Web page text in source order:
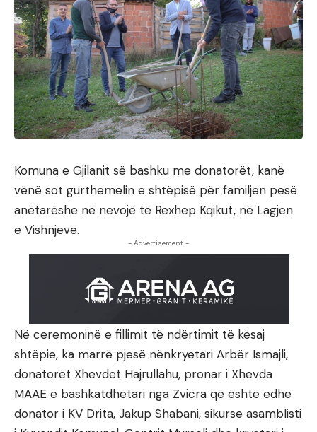
Komuna e Gjilanit së bashku me donatorët, kanë
vënë sot gurthemelin e shtëpisë për familjen pesë
anëtarëshe në nevojë të Rexhep Kqikut, në Lagjen
e Vishnjeve.
- Advertisement -
Në ceremoninë e fillimit të ndërtimit të kësaj
shtëpie, ka marrë pjesë nënkryetari Arbër Ismajli,
donatorët Xhevdet Hajrullahu, pronar i Xhevda
MAAE e bashkatdhetari nga Zvicra që është edhe
donator i KV Drita, Jakup Shabani, sikurse asamblisti